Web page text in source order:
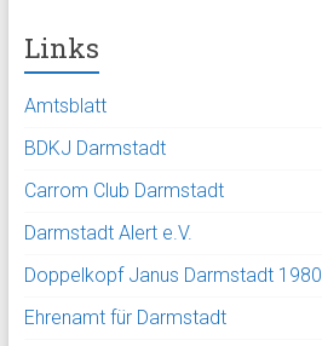
Links
Amtsblatt
BDKJ Darmstadt
Carrom Club Darmstadt
Darmstadt Alert e.V.
Doppelkopf Janus Darmstadt 1980
Ehrenamt für Darmstadt